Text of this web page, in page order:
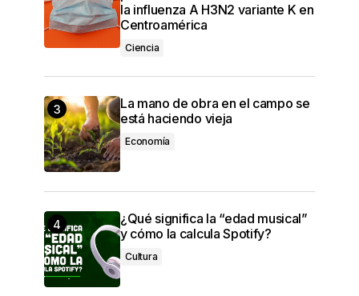
la influenza A H3N2 variante K en
Centroamérica
Ciencia
La mano de obra en el campo se
está haciendo vieja
Economía
¿Qué significa la “edad musical”
y cómo la calcula Spotify?
Cultura